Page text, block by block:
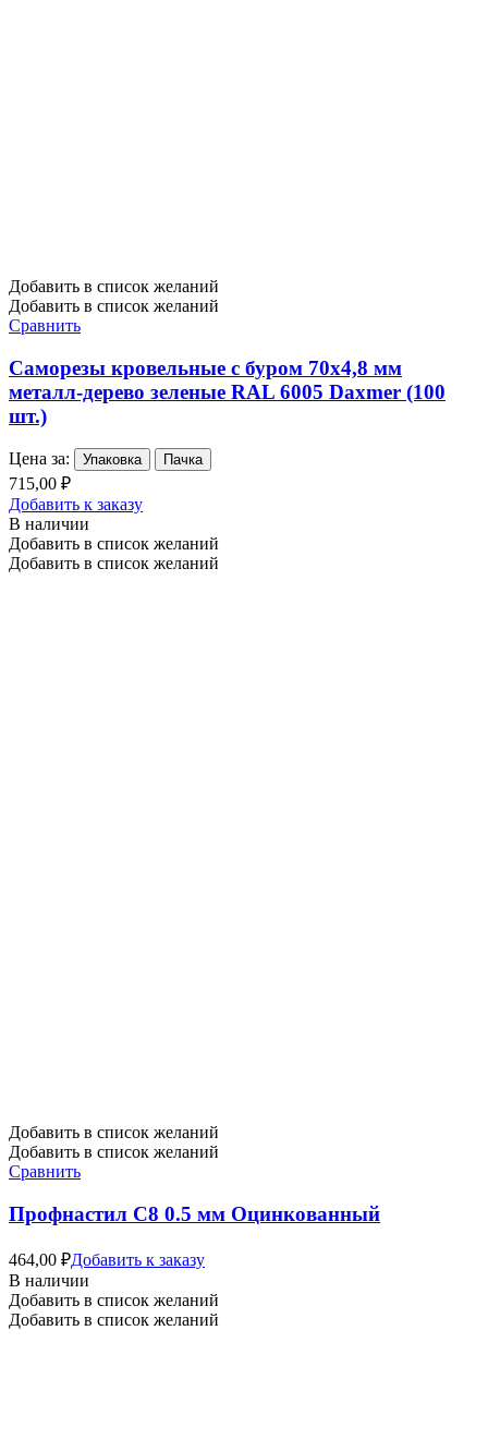
Добавить в список желаний
Добавить в список желаний
Сравнить
Саморезы кровельные с буром 70х4,8 мм
металл-дерево зеленые RAL 6005 Daxmer (100
шт.)
Цена за: Упаковка Пачка
715,00 ₽
Добавить к заказу
В наличии
Добавить в список желаний
Добавить в список желаний
Добавить в список желаний
Добавить в список желаний
Сравнить
Профнастил С8 0.5 мм Оцинкованный
464,00 ₽Добавить к заказу
В наличии
Добавить в список желаний
Добавить в список желаний